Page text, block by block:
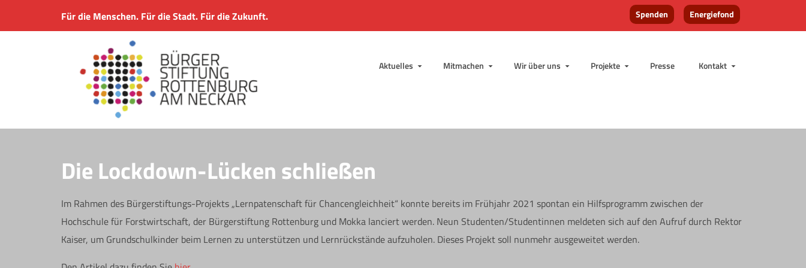
Spenden Energiefond
Für die Menschen. Für die Stadt. Für die Zukunft.
Aktuelles Mitmachen Wir über uns Projekte Presse Kontakt
Die Lockdown-Lücken schließen
Im Rahmen des Bürgerstiftungs-Projekts „Lernpatenschaft für Chancengleichheit“ konnte bereits im Frühjahr 2021 spontan ein Hilfsprogramm zwischen der
Hochschule für Forstwirtschaft, der Bürgerstiftung Rottenburg und Mokka lanciert werden. Neun Studenten/Studentinnen meldeten sich auf den Aufruf durch Rektor
Kaiser, um Grundschulkinder beim Lernen zu unterstützen und Lernrückstände aufzuholen. Dieses Projekt soll nunmehr ausgeweitet werden.